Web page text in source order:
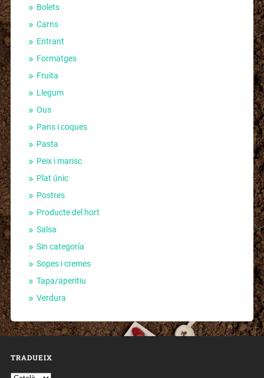
Bolets
Carns
Entrant
Formatges
Fruita
Llegum
Ous
Pans i coques
Pasta
Peix i marisc
Plat únic
Postres
Producte del hort
Salsa
Sin categoría
Sopes i cremes
Tapa/aperitiu
Verdura
TRADUEIX